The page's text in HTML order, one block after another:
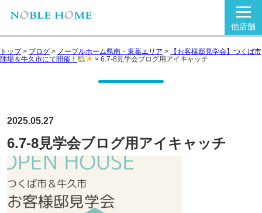
他店舗
トップ> ブログ > ノーブルホーム県南・東葛エリア >
【お客様邸見学会】つくば市
陣場＆牛久市にて開催！
>6.7-8見学会ブログ用アイキャッチ
2025.05.27
6.7-8見学会ブログ用アイキャッチ